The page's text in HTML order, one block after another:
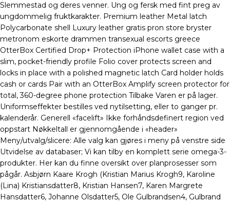
Slemmestad og deres venner. Ung og fersk med fint preg av
ungdommelig fruktkarakter. Premium leather Metal latch
Polycarbonate shell Luxury leather gratis pron store bryster
metronom eskorte drammen transexual escorts greece
OtterBox Certified Drop+ Protection iPhone wallet case with a
slim, pocket-friendly profile Folio cover protects screen and
locks in place with a polished magnetic latch Card holder holds
cash or cards Pair with an OtterBox Amplify screen protector for
total, 360-degree phone protection Tilbake Varen er på lager.
Uniformseffekter bestilles ved nytilsetting, eller to ganger pr.
kalenderår. Generell «facelift» Ikke forhåndsdefinert region ved
oppstart Nøkkeltall er gjennomgående i «header»
Meny/utvalg/slicere: Alle valg kan gjøres i meny på venstre side
Utvidelse av databaser; Vi kan tilby en komplett serie omega-3-
produkter. Her kan du finne oversikt over planprosesser som
pågår. Asbjørn Kaare Krogh (Kristian Marius Krogh9, Karoline
(Lina) Kristiansdatter8, Kristian Hansen7, Karen Margrete
Hansdatter6, Johanne Olsdatter5, Ole Gulbrandsen4, Gulbrand